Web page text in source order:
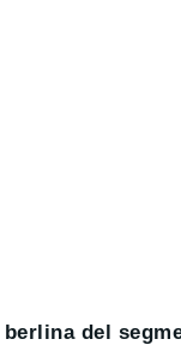
berlina del